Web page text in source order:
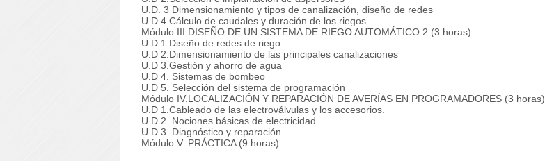
U.D. 3 Dimensionamiento y tipos de canalización, diseño de redes
U.D 4.Cálculo de caudales y duración de los riegos
Módulo III.DISEÑO DE UN SISTEMA DE RIEGO AUTOMÁTICO 2 (3 horas)
U.D 1.Diseño de redes de riego
U.D 2.Dimensionamiento de las principales canalizaciones
U.D 3.Gestión y ahorro de agua
U.D 4. Sistemas de bombeo
U.D 5. Selección del sistema de programación
Módulo IV.LOCALIZACIÓN Y REPARACIÓN DE AVERÍAS EN PROGRAMADORES (3 horas)
U.D 1.Cableado de las electroválvulas y los accesorios.
U.D 2. Nociones básicas de electricidad.
U.D 3. Diagnóstico y reparación.
Módulo V. PRÁCTICA (9 horas)